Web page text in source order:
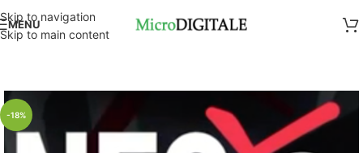
Skip to navigation
Skip to main content
MENU
-18%